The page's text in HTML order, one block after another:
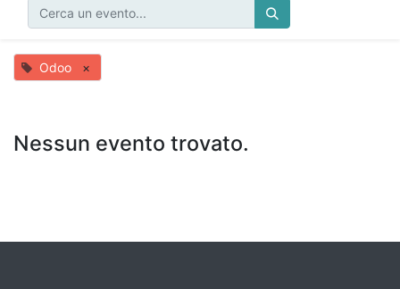
Odoo ×
Nessun evento trovato.